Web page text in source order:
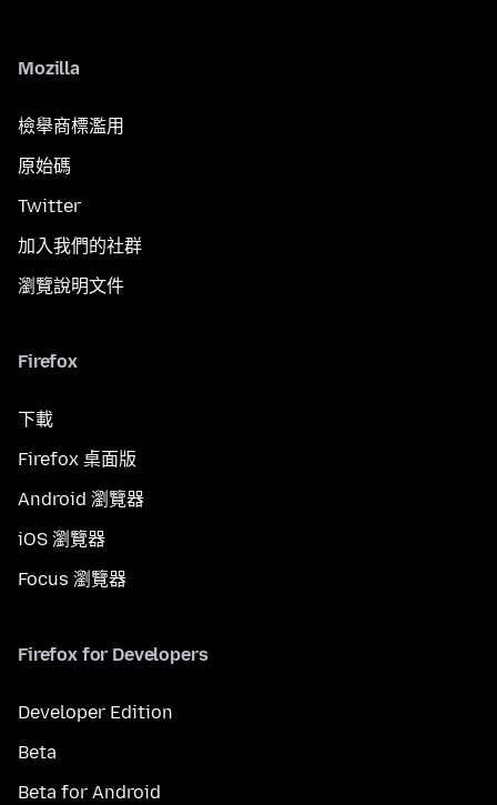
Mozilla
檢舉商標濫用
原始碼
Twitter
加入我們的社群
瀏覽說明文件
Firefox
下載
Firefox 桌面版
Android 瀏覽器
iOS 瀏覽器
Focus 瀏覽器
Firefox for Developers
Developer Edition
Beta
Beta for Android